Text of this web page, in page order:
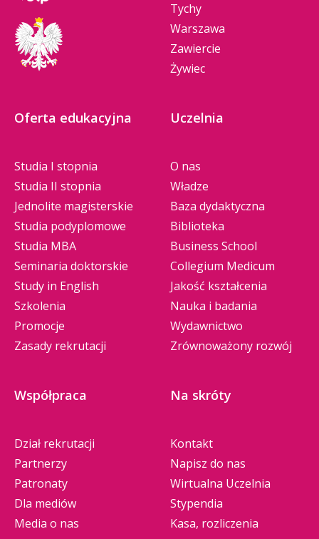
Tychy
Warszawa
Zawiercie
Żywiec
Oferta edukacyjna
Studia I stopnia
Studia II stopnia
Jednolite magisterskie
Studia podyplomowe
Studia MBA
Seminaria doktorskie
Study in English
Szkolenia
Promocje
Zasady rekrutacji
Uczelnia
O nas
Władze
Baza dydaktyczna
Biblioteka
Business School
Collegium Medicum
Jakość kształcenia
Nauka i badania
Wydawnictwo
Zrównoważony rozwój
Współpraca
Dział rekrutacji
Partnerzy
Patronaty
Dla mediów
Media o nas
Na skróty
Kontakt
Napisz do nas
Wirtualna Uczelnia
Stypendia
Kasa, rozliczenia